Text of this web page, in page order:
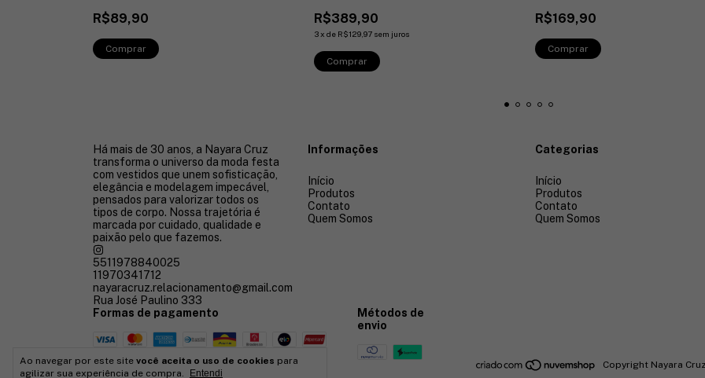
Ao navegar por este site você aceita o uso de cookies para
agilizar sua experiência de compra.
Entendi
R$89,90
Comprar
R$389,90
3 x de R$129,97 sem juros
Comprar
R$169,90
Comprar
Há mais de 30 anos, a Nayara Cruz
transforma o universo da moda festa
com vestidos que unem sofisticação,
elegância e modelagem impecável,
pensados para valorizar todos os
tipos de corpo. Nossa trajetória é
marcada por cuidado, qualidade e
paixão pelo que fazemos.
5511978840025
11970341712
nayaracruz.relacionamento@gmail.com
Rua José Paulino 333
Informações
Início
Produtos
Contato
Quem Somos
Categorias
Início
Produtos
Contato
Quem Somos
Formas de pagamento
Métodos de
envio
Copyright Nayara